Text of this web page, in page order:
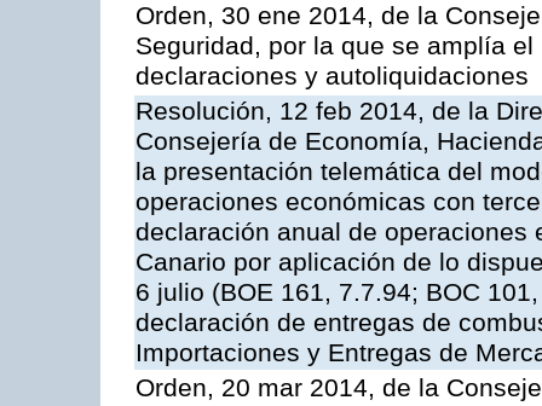
Orden, 30 ene 2014, de la
Seguridad, por la que se amplía
declaraciones y autoliquidaciones
Resolución, 12 feb 2014, de la
Consejería de Economía,
la presentación telemática del
operaciones económicas con
declaración anual de operaciones
Canario por aplicación de lo
6 julio (BOE 161, 7.7.94; BOC
declaración de entregas de
Importaciones y Entregas de
Orden, 20 mar 2014, de la